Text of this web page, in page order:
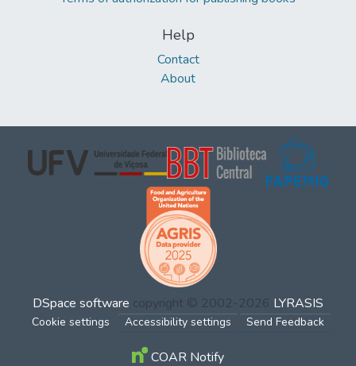
Help
Contact
About
DSpace software copyright © 2002-2026 LYRASIS
Cookie settings Accessibility settings Send Feedback
COAR Notify